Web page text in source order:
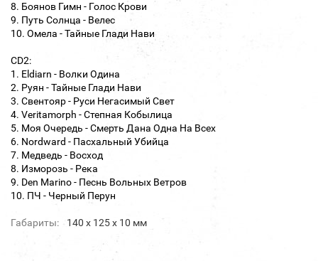
8. Боянов Гимн - Голос Крови
9. Путь Солнца - Велес
10. Омела - Тайные Глади Нави
CD2:
1. Eldiarn - Волки Одина
2. Руян - Тайные Глади Нави
3. Свентояр - Руси Негасимый Свет
4. Veritamorph - Степная Кобылица
5. Моя Очередь - Смерть Дана Одна На Всех
6. Nordward - Пасхальный Убийца
7. Медведь - Восход
8. Изморозь - Река
9. Den Marino - Песнь Вольных Ветров
10. ПЧ - Черный Перун
Габариты: 140 х 125 х 10 мм